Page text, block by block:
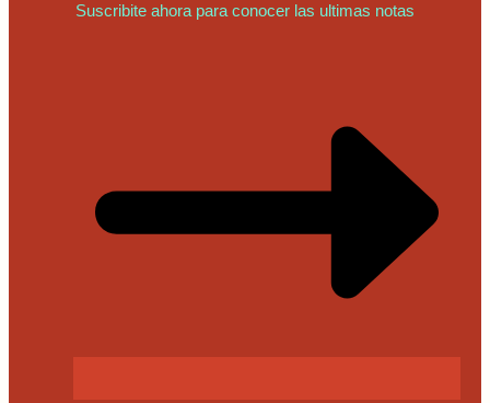
Suscribite ahora para conocer las ultimas notas